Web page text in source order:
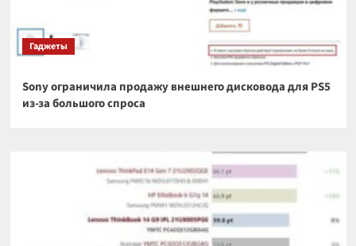
Гаджеты
Sony ограничила продажу внешнего дисковода для PS5
из-за большого спроса